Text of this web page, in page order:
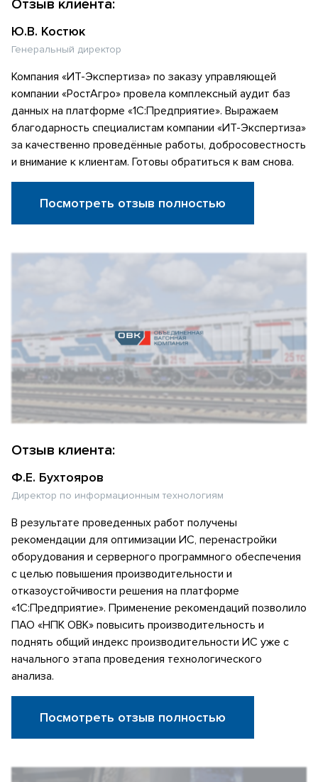
Отзыв клиента:
Ю.В. Костюк
Генеральный директор
Компания «ИТ-Экспертиза» по заказу управляющей
компании «РостАгро» провела комплексный аудит баз
данных на платформе «1С:Предприятие». Выражаем
благодарность специалистам компании «ИТ-Экспертиза»
за качественно проведённые работы, добросовестность
и внимание к клиентам. Готовы обратиться к вам снова.
Посмотреть отзыв полностью
Отзыв клиента:
Ф.Е. Бухтояров
Директор по информационным технологиям
В результате проведенных работ получены
рекомендации для оптимизации ИС, перенастройки
оборудования и серверного программного обеспечения
с целью повышения производительности и
отказоустойчивости решения на платформе
«1С:Предприятие». Применение рекомендаций позволило
ПАО «НПК ОВК» повысить производительность и
поднять общий индекс производительности ИС уже с
начального этапа проведения технологического
анализа.
Посмотреть отзыв полностью